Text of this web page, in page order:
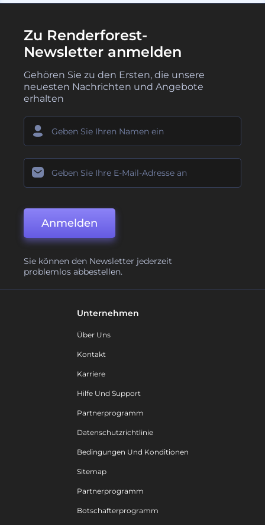
Zu Renderforest-
Newsletter anmelden
Gehören Sie zu den Ersten, die unsere
neuesten Nachrichten und Angebote
erhalten
Anmelden
Sie können den Newsletter jederzeit
problemlos abbestellen.
Unternehmen
Über Uns
Kontakt
Karriere
Hilfe Und Support
Partnerprogramm
Datenschutzrichtlinie
Bedingungen Und Konditionen
Sitemap
Partnerprogramm
Botschafterprogramm